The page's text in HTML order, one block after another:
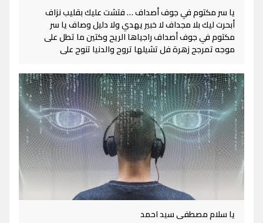
يا سر مكتوم في جوف أصداف … فتشت عليك بقليب نزاف
أبحرت ليك بلا مجداف لا خبير يهدي ولا دليل وصاف يا سر
مكتوم في جوف أصداف راجياها الريح وكتين ما تطل على
موجه تمرجح زهرة فل تشيلها تروح والدنيا تنوح على
يا سلام مصطفى سيد احمد